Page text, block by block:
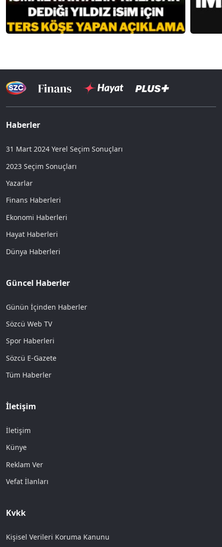
Haberler
31 Mart 2024 Yerel Seçim Sonuçları
2023 Seçim Sonuçları
Yazarlar
Finans Haberleri
Ekonomi Haberleri
Hayat Haberleri
Dünya Haberleri
Güncel Haberler
Günün İçinden Haberler
Sözcü Web TV
Spor Haberleri
Sözcü E-Gazete
Tüm Haberler
İletişim
İletişim
Künye
Reklam Ver
Vefat İlanları
Kvkk
Kişisel Verileri Koruma Kanunu